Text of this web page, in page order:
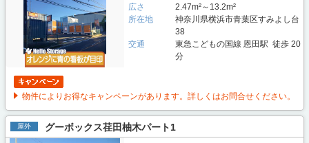
広さ
2.47m²～13.2m²
所在地
神奈川県横浜市青葉区すみよし台
38
交通
東急こどもの国線 恩田駅 徒歩 20
分
物件によりお得なキャンペーンがあります。詳しくはお問合せください。
屋外 グーボックス荏田柚木パート1